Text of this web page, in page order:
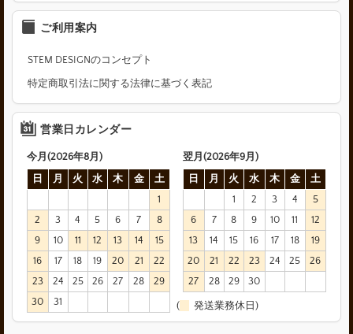
ご利用案内
STEM DESIGNのコンセプト
特定商取引法に関する法律に基づく表記
営業日カレンダー
今月(2026年8月)
日
月 火 水 木 金
土
1
2
3 4 5 6 7
8
9
10 11 12 13 14
15
16
17 18 19 20 21
22
23
24 25 26 27 28
29
30
31
翌月(2026年9月)
日
月 火 水 木 金
土
1
2 3 4
5
6
7 8 9 10 11
12
13
14 15 16 17 18
19
20
21 22 23 24 25
26
27
28 29 30
( 発送業務休日)